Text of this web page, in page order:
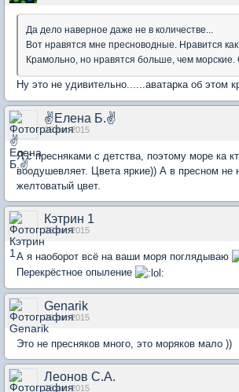
Да дело наверное даже не в количестве...
Вот нравятся мне пресноводные. Нравится
Крамольно, но нравятся больше, чем
Ну это не удивительно......аватарка об этом
✌Елена Б.✌
25 авг 2015
Я с пресняками с детства, поэтому море ка
воодушевляет. Цвета яркие)) А в пресном не
желтоватый цвет.
Кэтрин 1
26 авг 2015
А я наоборот всё на ваши моря поглядываю
Перекрёстное опыление
Genarik
26 авг 2015
Это не пресняков много, это моряков мало ))
Леонов С.А.
26 авг 2015